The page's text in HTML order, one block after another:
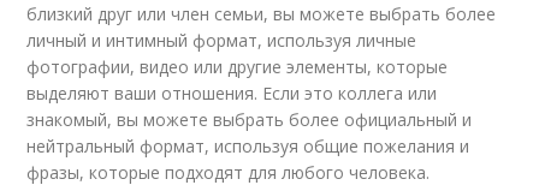
близкий друг или член семьи, вы можете выбрать более
личный и интимный формат, используя личные
фотографии, видео или другие элементы, которые
выделяют ваши отношения. Если это коллега или
знакомый, вы можете выбрать более официальный и
нейтральный формат, используя общие пожелания и
фразы, которые подходят для любого человека.